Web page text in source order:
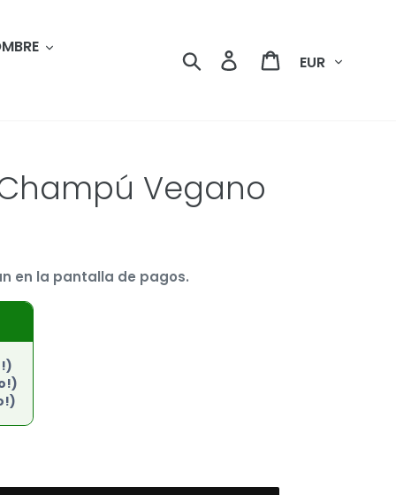
Buscar IngresarCarrito
Vegano
en la pantalla de pagos.